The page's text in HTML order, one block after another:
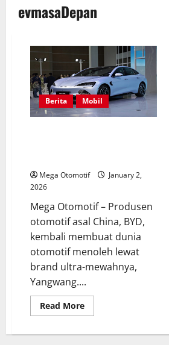
evmasaDepan
Berita Mobil
Mega Otomotif
January 2,
2026
Mega Otomotif – Produsen
otomotif asal China, BYD,
kembali membuat dunia
otomotif menoleh lewat
brand ultra-mewahnya,
Yangwang....
Read MoreRead
more
Listrik